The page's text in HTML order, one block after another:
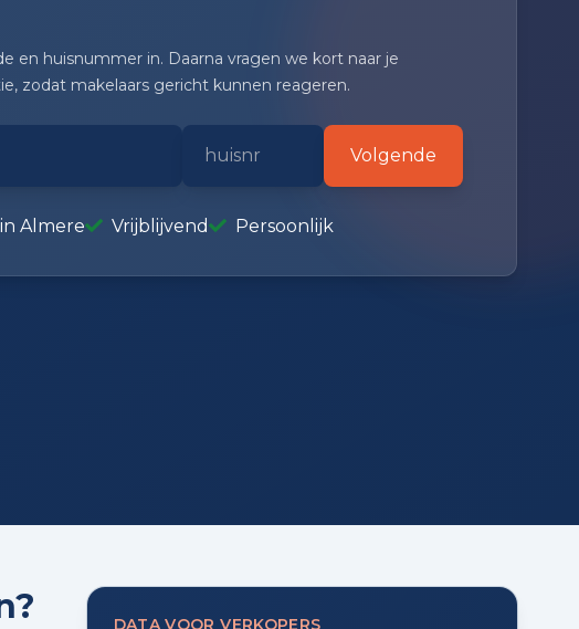
en huisnummer in. Daarna vragen we kort naar je
zodat makelaars gericht kunnen reageren.
Volgende
Almere Vrijblijvend Persoonlijk
DATA VOOR VERKOPERS